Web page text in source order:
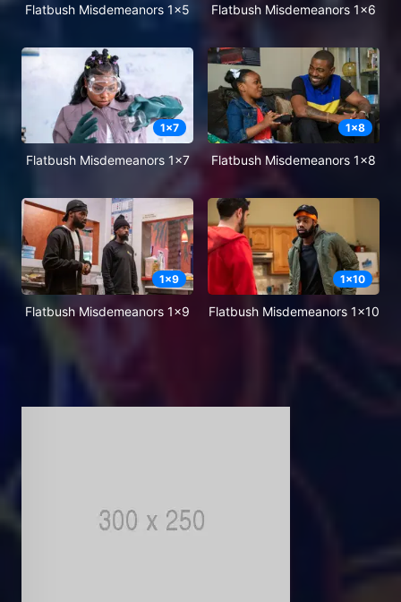
Flatbush Misdemeanors 1x5 Flatbush Misdemeanors 1x6
1x7
Flatbush Misdemeanors 1x7
1x8
Flatbush Misdemeanors 1x8
1x9
Flatbush Misdemeanors 1x9
1x10
Flatbush Misdemeanors 1x10